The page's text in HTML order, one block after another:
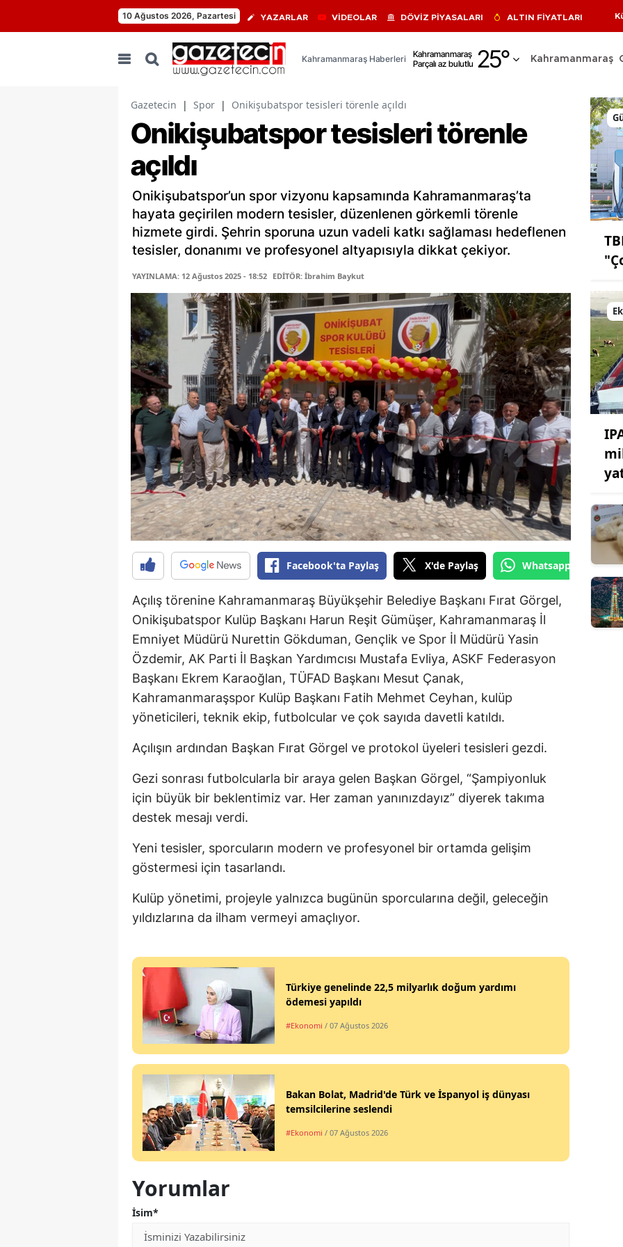
10 Ağustos 2026, Pazartesi YAZARLAR VİDEOLAR DÖVİZ PİYASALARI ALTIN FİYATLARI
Kahramanmaraş Haberleri
Kahramanmaraş
Parçalı az bulutlu 25°
Adıyaman
Ağrı
Antalya
Artvin
Balıkesir
Bilecik
Bingöl
Bitlis
Bolu
Burdur
Bursa
Çanakkale
Çankırı
Çorum
Denizli
Diyarbakır
Edirne
Elazığ
Erzincan
Erzurum
Eskişehir
Gaziantep
Gümüşhane
Hatay
Mersin
İstanbul
Kastamonu
Kayseri
Kahramanmaraş
Gazetecin | Spor | Onikişubatspor tesisleri törenle açıldı
Onikişubatspor tesisleri törenle
açıldı
Onikişubatspor’un spor vizyonu kapsamında Kahramanmaraş’ta
hayata geçirilen modern tesisler, düzenlenen görkemli törenle
hizmete girdi. Şehrin sporuna uzun vadeli katkı sağlaması hedeflenen
tesisler, donanımı ve profesyonel altyapısıyla dikkat çekiyor.
YAYINLAMA: 12 Ağustos 2025 - 18:52 EDİTÖR: İbrahim Baykut
Facebook'ta Paylaş X'de Paylaş Whatsapp'tan
Açılış törenine Kahramanmaraş Büyükşehir Belediye Başkanı Fırat Görgel,
Onikişubatspor Kulüp Başkanı Harun Reşit Gümüşer, Kahramanmaraş İl
Emniyet Müdürü Nurettin Gökduman, Gençlik ve Spor İl Müdürü Yasin
Özdemir, AK Parti İl Başkan Yardımcısı Mustafa Evliya, ASKF Federasyon
Başkanı Ekrem Karaoğlan, TÜFAD Başkanı Mesut Çanak,
Kahramanmaraşspor Kulüp Başkanı Fatih Mehmet Ceyhan, kulüp
yöneticileri, teknik ekip, futbolcular ve çok sayıda davetli katıldı.
Açılışın ardından Başkan Fırat Görgel ve protokol üyeleri tesisleri gezdi.
Gezi sonrası futbolcularla bir araya gelen Başkan Görgel, “Şampiyonluk
için büyük bir beklentimiz var. Her zaman yanınızdayız” diyerek takıma
destek mesajı verdi.
Yeni tesisler, sporcuların modern ve profesyonel bir ortamda gelişim
göstermesi için tasarlandı.
Kulüp yönetimi, projeyle yalnızca bugünün sporcularına değil, geleceğin
yıldızlarına da ilham vermeyi amaçlıyor.
Türkiye genelinde 22,5 milyarlık doğum yardımı
ödemesi yapıldı
#Ekonomi / 07 Ağustos 2026
Bakan Bolat, Madrid'de Türk ve İspanyol iş dünyası
temsilcilerine seslendi
#Ekonomi / 07 Ağustos 2026
Yorumlar
İsim*